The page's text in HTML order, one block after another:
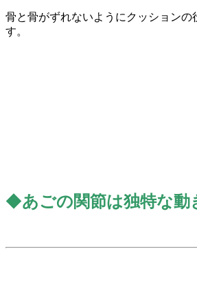
骨と骨がずれないようにクッションの
す。
◆あごの関節は独特な動